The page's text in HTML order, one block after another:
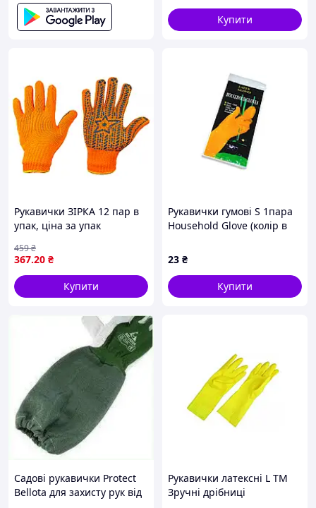
Купити
Рукавички ЗІРКА 12 пар в
упак, ціна за упак
367.20 ₴
459₴
Купити
Рукавички гумові S 1пара
Household Glove (колір в
23 ₴
Купити
Садові рукавички Protect
Bellota для захисту рук від
Рукавички латексні L ТМ
Зручні дрібниці